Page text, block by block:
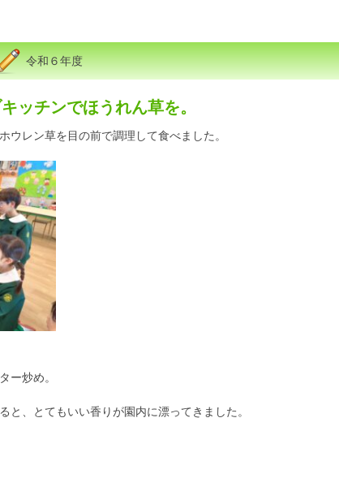
令和６年度
ッチンでほうれん草を。
ウレン草を目の前で調理して食べました。
ー炒め。
と、とてもいい香りが園内に漂ってきました。